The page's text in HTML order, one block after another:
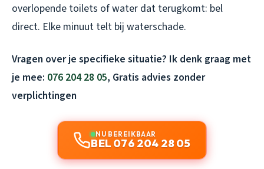
overlopende toilets of water dat terugkomt: bel
direct. Elke minuut telt bij waterschade.
Vragen over je specifieke situatie? Ik denk graag met
je mee: 076 204 28 05, Gratis advies zonder
verplichtingen
NU BEREIKBAAR
BEL 076 204 28 05